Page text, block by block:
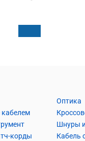
кабелем
корды
Оптика